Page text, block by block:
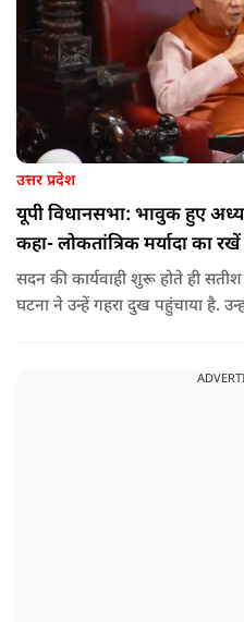
उत्तर प्रदेश
यूपी विधानसभा: भावुक हुए
कहा- लोकतांत्रिक मर्यादा का
सदन की कार्यवाही शुरू होते ही
घटना ने उन्हें गहरा दुख पहुंचाया है.
चलाने वाले व्यक्तियों में कमी होती है.